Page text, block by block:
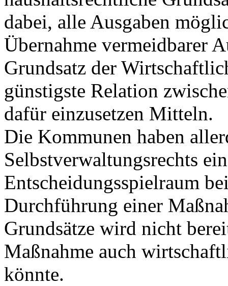
dabei, alle Ausgaben
Übernahme vermeidbarer
Grundsatz der
günstigste Relation
dafür einzusetzen Mitteln.
Die Kommunen haben
Selbstverwaltungsrechts
Entscheidungsspielraum
Durchführung einer
Grundsätze wird nicht
Maßnahme auch
könnte.